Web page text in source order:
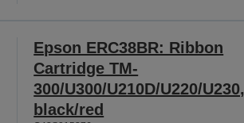
Epson ERC38BR: Ribbon
Cartridge TM-
300/U300/U210D/U220/U230,
black/red